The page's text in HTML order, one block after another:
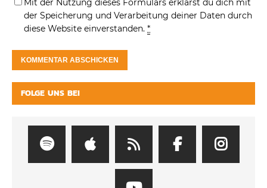
Mit der Nutzung dieses Formulars erklärst du dich mit
der Speicherung und Verarbeitung deiner Daten durch
diese Website einverstanden. *
FOLGE UNS BEI